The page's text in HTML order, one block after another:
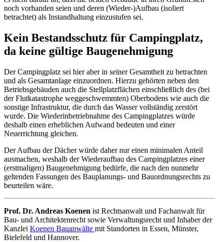
noch vorhanden seien und deren (Wieder-)Aufbau (isoliert
betrachtet) als Instandhaltung einzustufen sei.
Kein Bestandsschutz für Campingplatz,
da keine gültige Baugenehmigung
Der Campingplatz sei hier aber in seiner Gesamtheit zu betrachten
und als Gesamtanlage einzuordnen. Hierzu gehörten neben den
Betriebsgebäuden auch die Stellplatzflächen einschließlich des (bei
der Flutkatastrophe weggeschwemmten) Oberbodens wie auch die
sonstige Infrastruktur, die durch das Wasser vollständig zerstört
wurde. Die Wiederinbetriebnahme des Campingplatzes würde
deshalb einen erheblichen Aufwand bedeuten und einer
Neuerrichtung gleichen.
Der Aufbau der Dächer würde daher nur einen minimalen Anteil
ausmachen, weshalb der Wiederaufbau des Campingplatzes einer
(erstmaligen) Baugenehmigung bedürfe, die nach den nunmehr
geltenden Fassungen des Bauplanungs- und Bauordnungsrechts zu
beurteilen wäre.
Prof. Dr. Andreas Koenen ist Rechtsanwalt und Fachanwalt für
Bau- und Architektenrecht sowie Verwaltungsrecht und Inhaber der
Kanzlei Koenen Bauanwälte mit Standorten in Essen, Münster,
Bielefeld und Hannover.